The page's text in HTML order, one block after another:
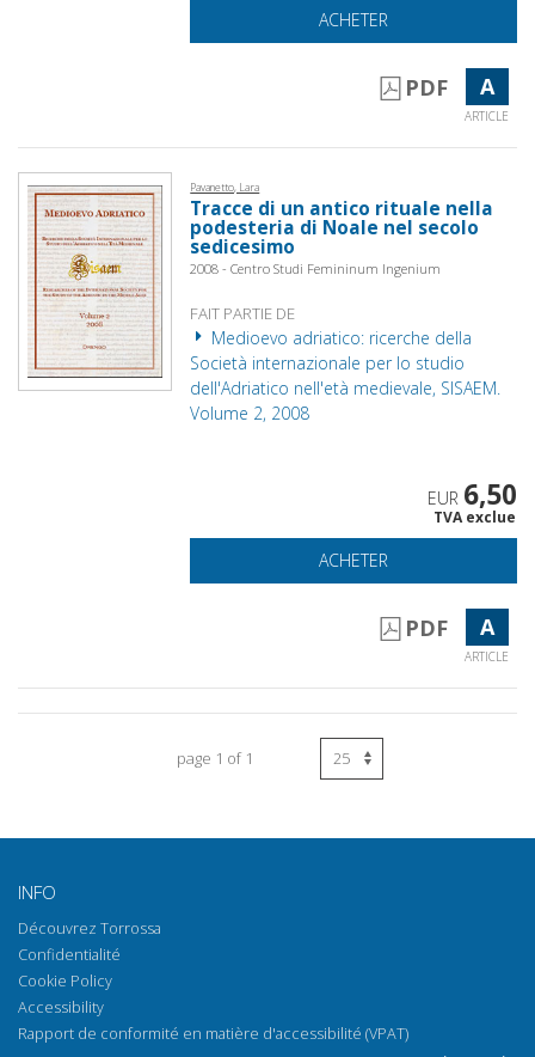
ACHETER
PDF A
ARTICLE
Pavanetto, Lara
Tracce di un antico rituale nella
podesteria di Noale nel secolo
sedicesimo
2008 - Centro Studi Femininum Ingenium
FAIT PARTIE DE
Medioevo adriatico: ricerche della
Società internazionale per lo studio
dell'Adriatico nell'età medievale, SISAEM.
Volume 2, 2008
EUR 6,50
TVA exclue
ACHETER
PDF A
ARTICLE
page 1 of 1
INFO
Découvrez Torrossa
Confidentialité
Cookie Policy
Accessibility
Rapport de conformité en matière d'accessibilité (VPAT)